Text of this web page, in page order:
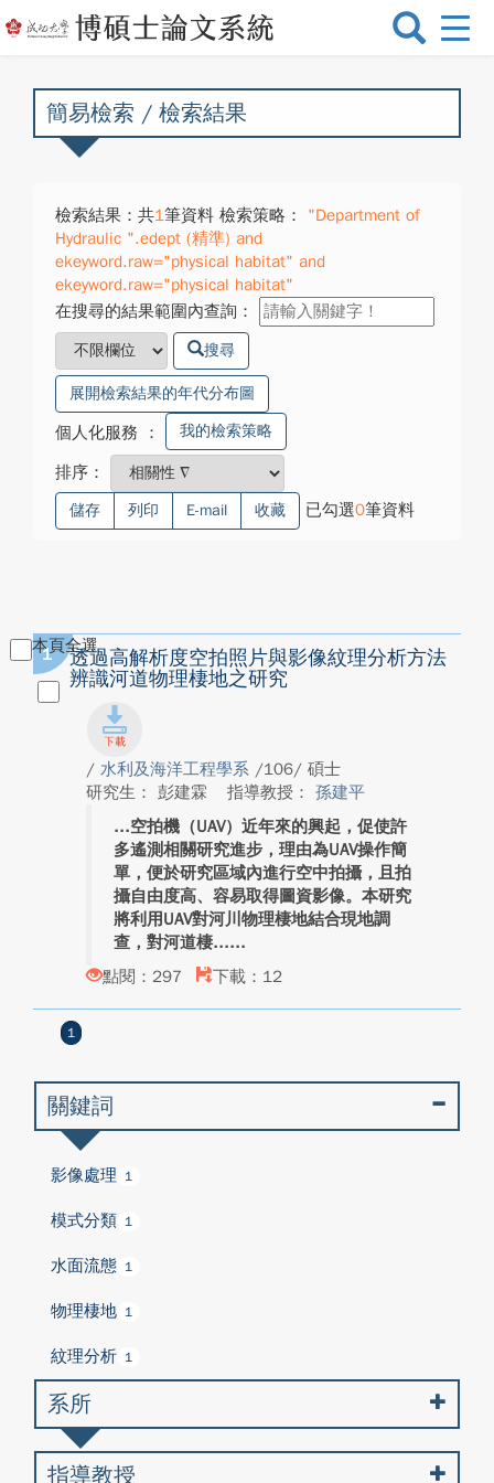
選
換
簡易檢索 / 檢索結果
檢索結果：共1筆資料 檢索策略：
"Department of
Hydraulic ".edept (精準) and
ekeyword.raw="physical habitat" and
ekeyword.raw="physical habitat"
在搜尋的結果範圍內查詢：
搜尋
展開檢索結果的年代分布圖
個人化服務 ： 我的檢索策略
排序：
儲存 列印 E-mail 收藏 已勾選0筆資料
本頁全選
1
透過高解析度空拍照片與影像紋理分析方法
辨識河道物理棲地之研究
/ 水利及海洋工程學系 /106/ 碩士
研究生： 彭建霖
指導教授： 孫建平
空拍機（UAV）近年來的興起，促使許
多遙測相關研究進步，理由為UAV操作簡
單，便於研究區域內進行空中拍攝，且拍
攝自由度高、容易取得圖資影像。本研究
將利用UAV對河川物理棲地結合現地調
查，對河道棲...
點閱：297
下載：12
1
關鍵詞
影像處理 1
模式分類 1
水面流態 1
物理棲地 1
紋理分析 1
系所
指導教授